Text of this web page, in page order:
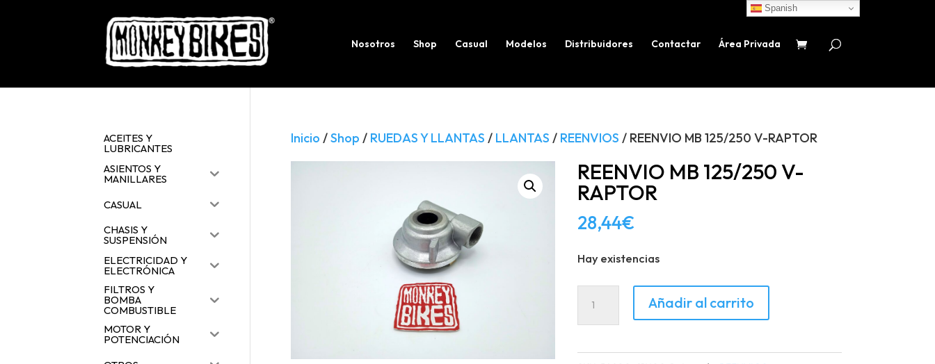
Nosotros Shop Casual Modelos Distribuidores Contactar Área Privada
productos
Inicio /Shop / RUEDAS Y LLANTAS / LLANTAS / REENVIOS / REENVIO MB 125/250 V-RAPTOR
REENVIO MB 125/250 V-
RAPTOR
28,44€
Hay existencias
V-
Añadir al carrito
ACEITES Y
LUBRICANTES
ASIENTOS Y
MANILLARES
CASUAL
CHASIS Y
SUSPENSIÓN
ELECTRICIDAD Y
ELECTRÓNICA
FILTROS Y
BOMBA
COMBUSTIBLE
MOTOR Y
POTENCIACIÓN
Spanish